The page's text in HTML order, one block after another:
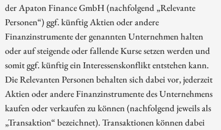
der Apaton Finance GmbH (nachfolgend „Relevante
Personen“) ggf. künftig Aktien oder andere
Finanzinstrumente der genannten Unternehmen halten
oder auf steigende oder fallende Kurse setzen werden und
somit ggf. künftig ein Interessenskonflikt entstehen kann.
Die Relevanten Personen behalten sich dabei vor, jederzeit
Aktien oder andere Finanzinstrumente des Unternehmens
kaufen oder verkaufen zu können (nachfolgend jeweils als
„Transaktion“ bezeichnet). Transaktionen können dabei